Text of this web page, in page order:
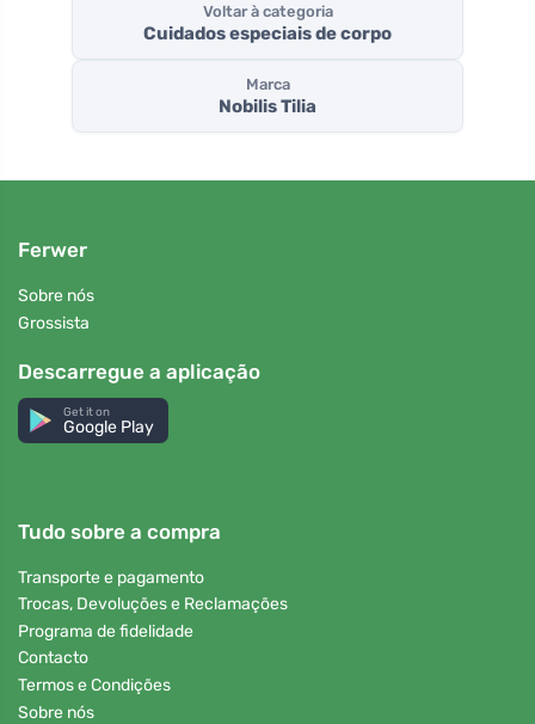
Voltar à categoria
Cuidados especiais de corpo
Marca
Nobilis Tilia
Ferwer
Sobre nós
Grossista
Descarregue a aplicação
Get it on
Google Play
Tudo sobre a compra
Transporte e pagamento
Trocas, Devoluções e Reclamações
Programa de fidelidade
Contacto
Termos e Condições
Sobre nós